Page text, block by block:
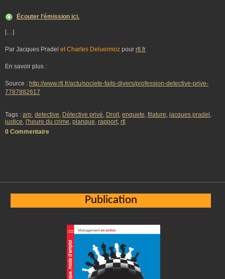
Écouter l’émission ici.
[…]
Par Jacques Pradel et Charles Deluermoz pour rtl.fr
En savoir plus :
Source : http://www.rtl.fr/actu/societe-faits-divers/profession-detective-prive-
7787882617
Tags : arp, detective, Détective privé, Droit, enquete, filature, jacques pradel ,
justice, l'heure du crime, planque, rapport, rtl
0 Commentaire
Publication